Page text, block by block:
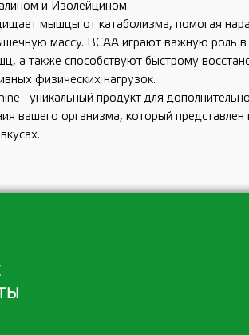
и Изолейцином.
мышцы от катаболизма, помогая
массу. BCAA играют важную роль в
а также способствуют быстрому
физических нагрузок.
- уникальный продукт для
вашего организма, который представлен